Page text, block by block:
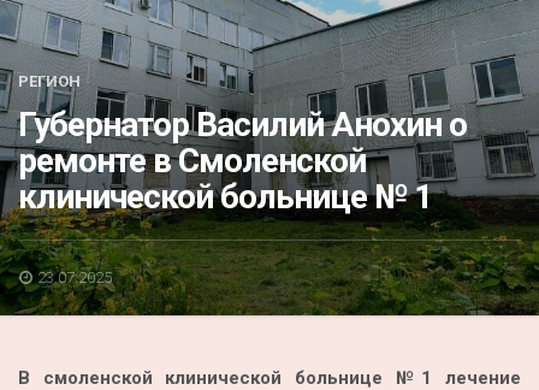
Люди родного края
Акция
К 70-летию районного Дома культуры
Конкурс
Люди родного края
Национальные проекты
Память
Перепись — 2020
РЕГИОН
Губернатор Василий Анохин о
ремонте в Смоленской
клинической больнице № 1
23.07.2025
В смоленской клинической больнице №1 лечение